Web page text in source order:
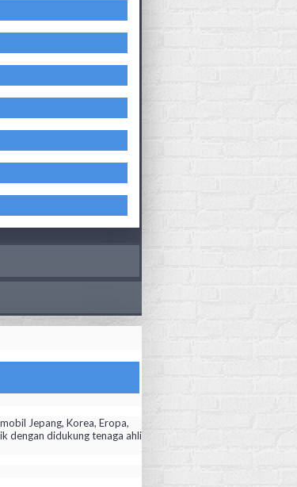
Jepang, Korea, Eropa,
dengan didukung tenaga ahli